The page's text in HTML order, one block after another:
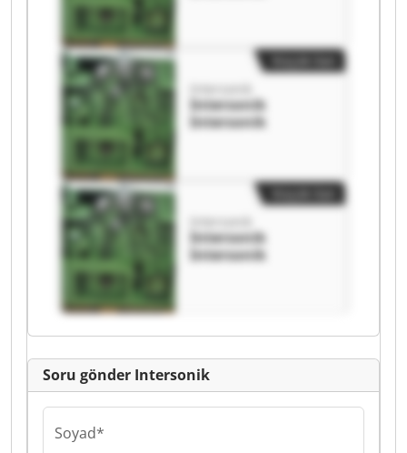
Intersonik
Intersonik
Intersonik
Intersonik
Intersonik
Intersonik
Soru gönder Intersonik
Soyad*